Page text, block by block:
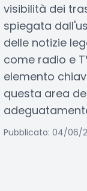
visibilità dei
spiegata
delle notizie
come radio e
elemento
questa area
Pubblicato: 04/06/